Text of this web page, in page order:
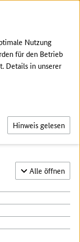
Alle öffnen
Nutzung
für den Betrieb
Details in unserer
Hinweis gelesen